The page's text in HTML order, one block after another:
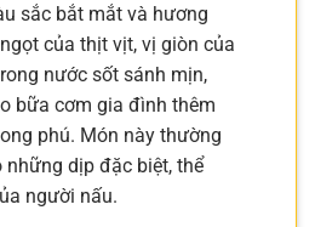
sắc bắt mắt và hương
của thịt vịt, vị giòn của
nước sốt sánh mịn,
bữa cơm gia đình thêm
phú. Món này thường
những dịp đặc biệt, thể
người nấu.